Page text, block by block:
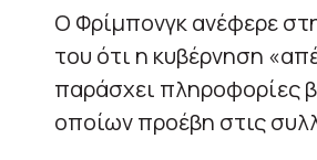
Ο Φρίμπονγκ ανέφερε
του ότι η κυβέρνηση
παράσχει πληροφορίες
οποίων προέβη στις